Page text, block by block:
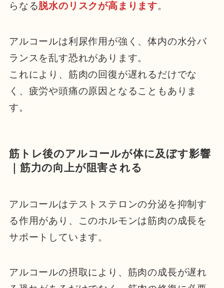
らなる脱水のリスクが高まります。
アルコールは利尿作用が強く、体内の水分バ
ランスを乱す恐れがあります。
これにより、筋肉の回復が遅れるだけでな
く、疲労や頭痛の原因となることもありま
す。
筋トレ後のアルコールが体に及ぼす影響
｜筋力の向上が阻害される
アルコールはテストステロンの分泌を抑制す
る作用があり、このホルモンは筋肉の成長を
サポートしています。
アルコールの摂取により、筋肉の成長が遅れ